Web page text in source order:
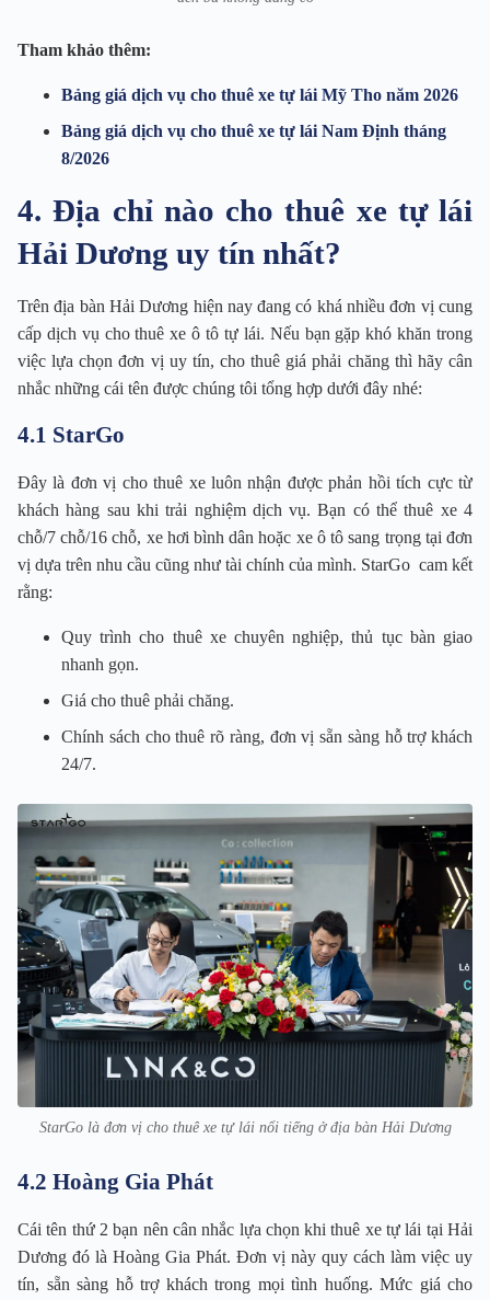
Tham khảo thêm:
Bảng giá dịch vụ cho thuê xe tự lái Mỹ Tho năm 2026
Bảng giá dịch vụ cho thuê xe tự lái Nam Định tháng
8/2026
4. Địa chỉ nào cho thuê xe tự lái
Hải Dương uy tín nhất?
Trên địa bàn Hải Dương hiện nay đang có khá nhiều đơn vị cung
cấp dịch vụ cho thuê xe ô tô tự lái. Nếu bạn gặp khó khăn trong
việc lựa chọn đơn vị uy tín, cho thuê giá phải chăng thì hãy cân
nhắc những cái tên được chúng tôi tổng hợp dưới đây nhé:
4.1 StarGo
Đây là đơn vị cho thuê xe luôn nhận được phản hồi tích cực từ
khách hàng sau khi trải nghiệm dịch vụ. Bạn có thể thuê xe 4
chỗ/7 chỗ/16 chỗ, xe hơi bình dân hoặc xe ô tô sang trọng tại đơn
vị dựa trên nhu cầu cũng như tài chính của mình. StarGo cam kết
rằng:
Quy trình cho thuê xe chuyên nghiệp, thủ tục bàn giao
nhanh gọn.
Giá cho thuê phải chăng.
Chính sách cho thuê rõ ràng, đơn vị sẵn sàng hỗ trợ khách
24/7.
StarGo là đơn vị cho thuê xe tự lái nổi tiếng ở địa bàn Hải Dương
4.2 Hoàng Gia Phát
Cái tên thứ 2 bạn nên cân nhắc lựa chọn khi thuê xe tự lái tại Hải
Dương đó là Hoàng Gia Phát. Đơn vị này quy cách làm việc uy
tín, sẵn sàng hỗ trợ khách trong mọi tình huống. Mức giá cho